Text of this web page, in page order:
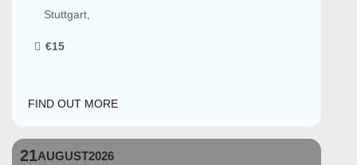
Stuttgart,
€15
FIND OUT MORE
21AUGUST2026